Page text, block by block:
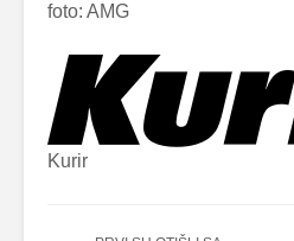
foto: AMG
Kurir